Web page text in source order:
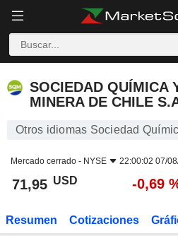
SOCIEDAD QUÍMICA
MINERA DE CHILE
Otros idiomas Sociedad
Mercado cerrado - NYSE 22:00:02 07/
71,95 USD -0,69
Resumen Cotizaciones